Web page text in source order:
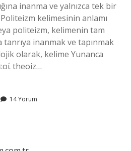
inanma ve yalnızca tek bir
kelimesinin anlamı
politeizm, kelimenin tam
tanrıya inanmak ve tapınmak
olarak, kelime Yunanca
theoiz…
14 Yorum